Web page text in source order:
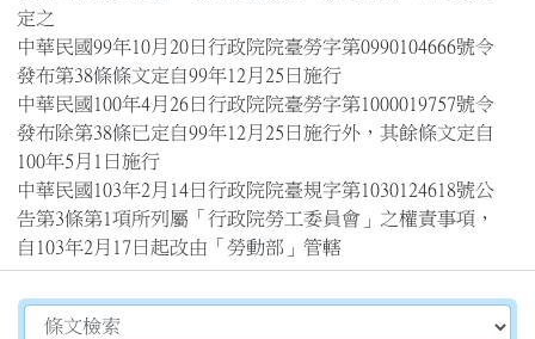
定之
中華民國99年10月20日行政院院臺勞字第0990104666號令
發布第38條條文定自99年12月25日施行
中華民國100年4月26日行政院院臺勞字第1000019757號令
發布除第38條已定自99年12月25日施行外，其餘條文定自
100年5月1日施行
中華民國103年2月14日行政院院臺規字第1030124618號公
告第3條第1項所列屬「行政院勞工委員會」之權責事項，
自103年2月17日起改由「勞動部」管轄
切換選擇法規資訊內容